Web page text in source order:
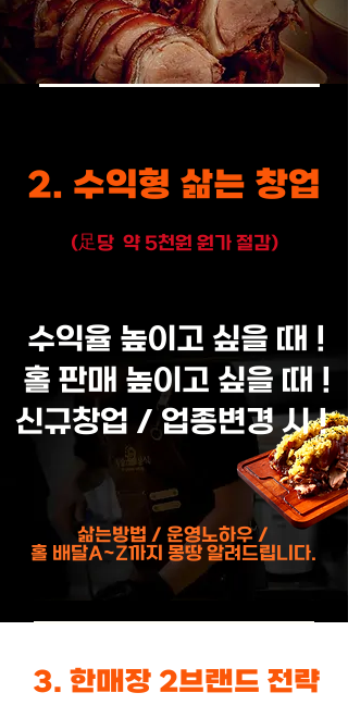
2. 수익형 삶는 창업
(足당 약 5천원 원가 절감)
삶는방법 / 운영노하우 /
홀 배달A~Z까지 몽땅 알려드립니다.
​수익율 높이고 싶을 때 !
홀 판매 높이고 싶을 때 !
​신규창업 / 업종변경 시 !
3. 한매장 2브랜드 전략